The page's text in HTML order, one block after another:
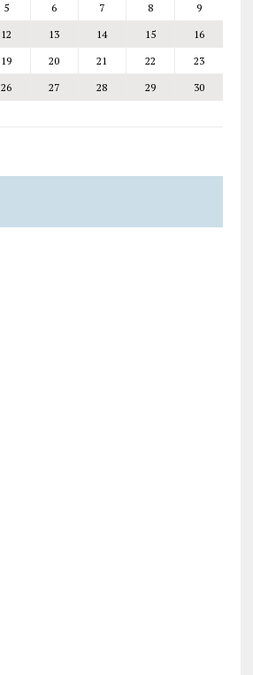
5 6 7 8
9
12 13 14 15
16
19 20 21 22
23
26 27 28 29
30